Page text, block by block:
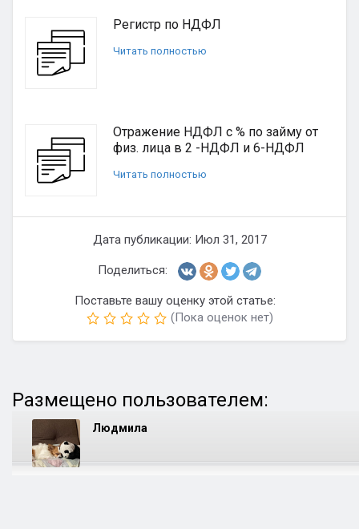
Регистр по НДФЛ
Читать полностью
Отражение НДФЛ с % по займу от
физ. лица в 2 -НДФЛ и 6-НДФЛ
Читать полностью
Дата публикации: Июл 31, 2017
Поделиться:
Поставьте вашу оценку этой статье:
(Пока оценок нет)
Размещено пользователем:
Людмила